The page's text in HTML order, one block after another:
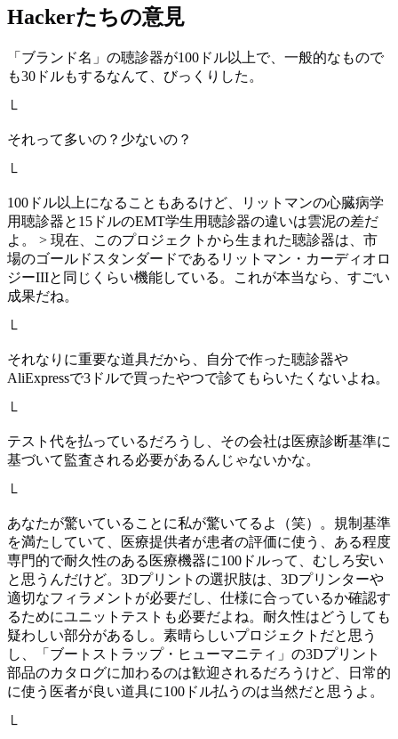
Hackerたちの意見
「ブランド名」の聴診器が100ドル以上で、一般的なもので
も30ドルもするなんて、びっくりした。
└
それって多いの？少ないの？
└
100ドル以上になることもあるけど、リットマンの心臓病学
用聴診器と15ドルのEMT学生用聴診器の違いは雲泥の差だ
よ。 > 現在、このプロジェクトから生まれた聴診器は、市
場のゴールドスタンダードであるリットマン・カーディオロ
ジーIIIと同じくらい機能している。これが本当なら、すごい
成果だね。
└
それなりに重要な道具だから、自分で作った聴診器や
AliExpressで3ドルで買ったやつで診てもらいたくないよね。
└
テスト代を払っているだろうし、その会社は医療診断基準に
基づいて監査される必要があるんじゃないかな。
└
あなたが驚いていることに私が驚いてるよ（笑）。規制基準
を満たしていて、医療提供者が患者の評価に使う、ある程度
専門的で耐久性のある医療機器に100ドルって、むしろ安い
と思うんだけど。3Dプリントの選択肢は、3Dプリンターや
適切なフィラメントが必要だし、仕様に合っているか確認す
るためにユニットテストも必要だよね。耐久性はどうしても
疑わしい部分があるし。素晴らしいプロジェクトだと思う
し、「ブートストラップ・ヒューマニティ」の3Dプリント
部品のカタログに加わるのは歓迎されるだろうけど、日常的
に使う医者が良い道具に100ドル払うのは当然だと思うよ。
└